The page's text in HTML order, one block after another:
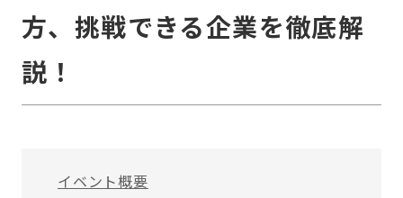
方、挑戦できる企業を徹底解
説！
イベント概要